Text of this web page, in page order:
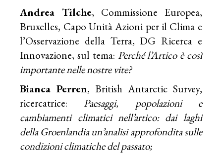
Andrea Tilche, Commissione Europea,
Bruxelles, Capo Unità Azioni per il Clima e
l’Osservazione della Terra, DG Ricerca e
Innovazione, sul tema: Perché l’Artico è così
importante nelle nostre vite?
Bianca Perren, British Antarctic Survey,
ricercatrice:Paesaggi, popolazioni e
cambiamenti climatici nell’artico: dai laghi
della Groenlandia un’analisi approfondita sulle
condizioni climatiche del passato;